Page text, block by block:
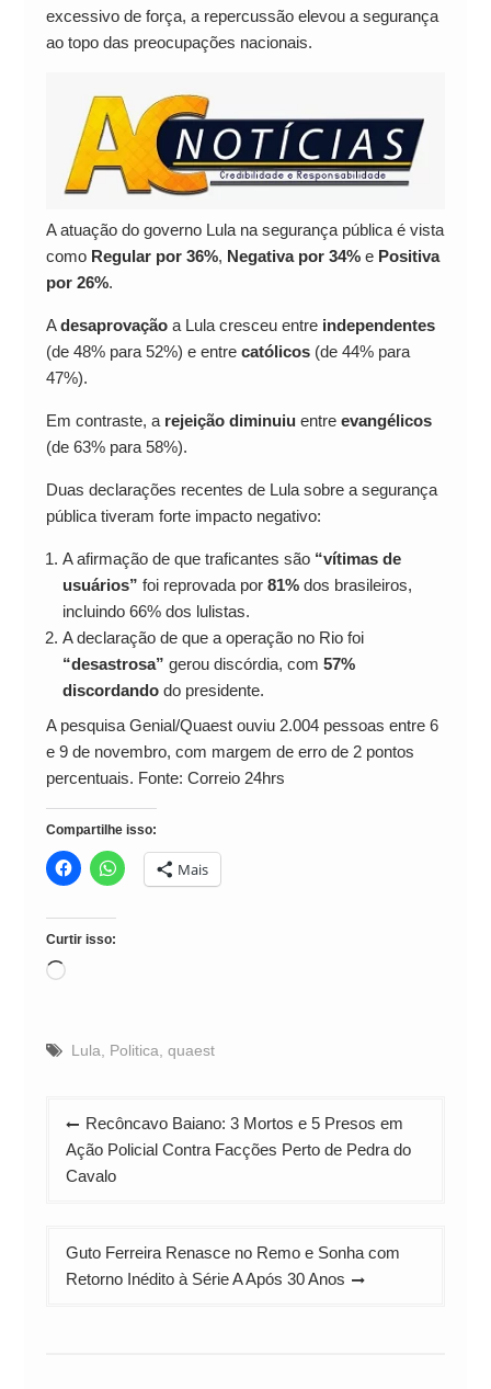
excessivo de força, a repercussão elevou a segurança
ao topo das preocupações nacionais.
A atuação do governo Lula na segurança pública é vista
como Regular por 36%, Negativa por 34%e Positiva
por 26%.
Adesaprovaçãoa Lula cresceu entre independentes
(de 48% para 52%) e entre católicos(de 44% para
47%).
Em contraste, a rejeição diminuiuentre evangélicos
(de 63% para 58%).
Duas declarações recentes de Lula sobre a segurança
pública tiveram forte impacto negativo:
A afirmação de que traficantes são “vítimas de
usuários” foi reprovada por 81%dos brasileiros,
incluindo 66% dos lulistas.
A declaração de que a operação no Rio foi
“desastrosa” gerou discórdia, com 57%
discordandodo presidente.
A pesquisa Genial/Quaest ouviu 2.004 pessoas entre 6
e 9 de novembro, com margem de erro de 2 pontos
percentuais. Fonte: Correio 24hrs
Compartilhe isso:
Mais
Curtir isso:
Carregando...
Lula Politica quaest
Navegação
de
Post
Recôncavo Baiano: 3 Mortos e 5 Presos em
Ação Policial Contra Facções Perto de Pedra do
Cavalo
Guto Ferreira Renasce no Remo e Sonha com
Retorno Inédito à Série A Após 30 Anos